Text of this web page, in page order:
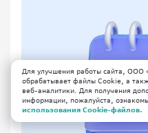
Для улучшения работы сайта, ООО
обрабатывает файлы Cookie, а
веб-аналитики. Для получения
информации, пожалуйста,
использования Cookie-файлов.